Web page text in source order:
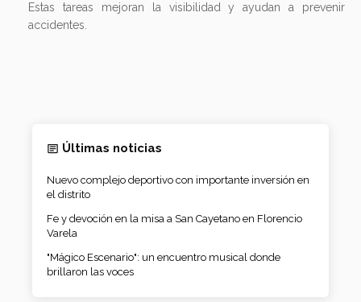
Estas tareas mejoran la visibilidad y ayudan a prevenir
accidentes.
Últimas noticias
Nuevo complejo deportivo con importante inversión en
el distrito
Fe y devoción en la misa a San Cayetano en Florencio
Varela
"Mágico Escenario": un encuentro musical donde
brillaron las voces